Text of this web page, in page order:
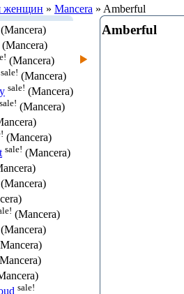
женщин » Mancera » Amberful
(Mancera)
(Mancera)
(Mancera)
sale! (Mancera)
sale! (Mancera)
sale! (Mancera)
(Mancera)
sale! (Mancera)
(Mancera)
(Mancera)
(Mancera)
sale!
Amberful